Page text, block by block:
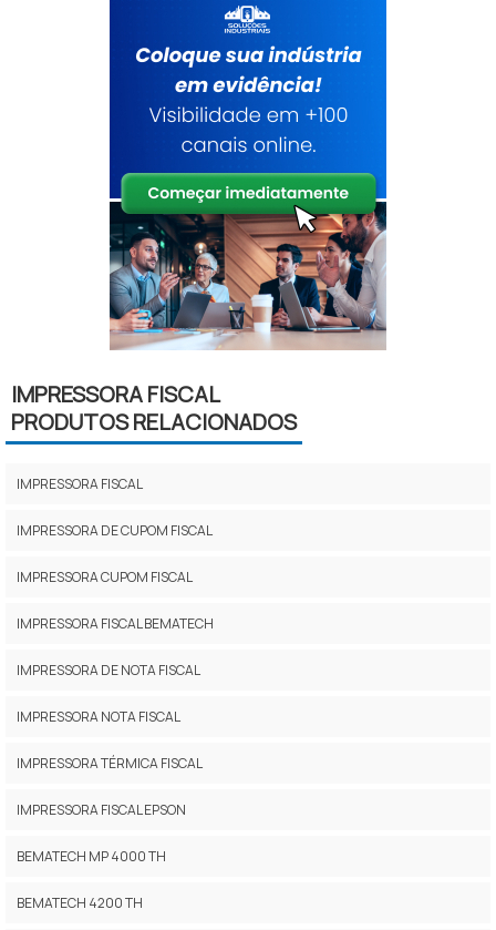
IMPRESSORA FISCAL
PRODUTOS RELACIONADOS
IMPRESSORA FISCAL
IMPRESSORA DE CUPOM FISCAL
IMPRESSORA CUPOM FISCAL
IMPRESSORA FISCAL BEMATECH
IMPRESSORA DE NOTA FISCAL
IMPRESSORA NOTA FISCAL
IMPRESSORA TÉRMICA FISCAL
IMPRESSORA FISCAL EPSON
BEMATECH MP 4000 TH
BEMATECH 4200 TH